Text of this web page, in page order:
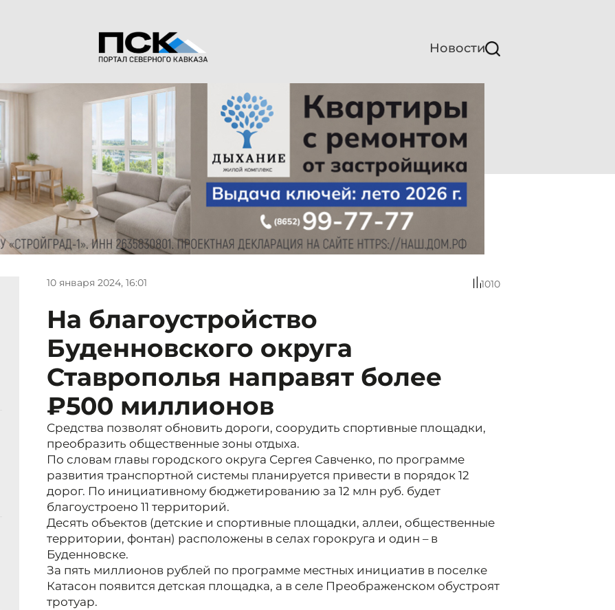
Новости
10 января 2024, 16:01 1010
На благоустройство
Буденновского округа
Ставрополья направят более
₽500 миллионов
Средства позволят обновить дороги, соорудить спортивные площадки,
преобразить общественные зоны отдыха.
По словам главы городского округа Сергея Савченко, по программе
развития транспортной системы планируется привести в порядок 12
дорог. По инициативному бюджетированию за 12 млн руб. будет
благоустроено 11 территорий.
Десять объектов (детские и спортивные площадки, аллеи, общественные
территории, фонтан) расположены в селах горокруга и один – в
Буденновске.
За пять миллионов рублей по программе местных инициатив в поселке
Катасон появится детская площадка, а в селе Преображенском обустроят
тротуар.